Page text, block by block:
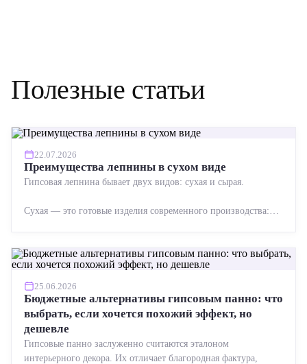
Полезные статьи
22.07.2026
Преимущества лепнины в сухом виде
Гипсовая лепнина бывает двух видов: сухая и сырая.
Сухая — это готовые изделия современного производства:
25.06.2026
Бюджетные альтернативы гипсовым панно: что
выбрать, если хочется похожий эффект, но
дешевле
Гипсовые панно заслуженно считаются эталоном
интерьерного декора. Их отличает благородная фактура,